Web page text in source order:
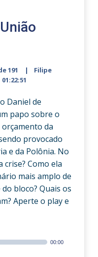
191
Filipe
01:22:51
Daniel de
papo sobre o
da
provocado
e da Polônia. No
crise? Como ela
mais amplo de
bloco? Quais os
Aperte o play e
00:00